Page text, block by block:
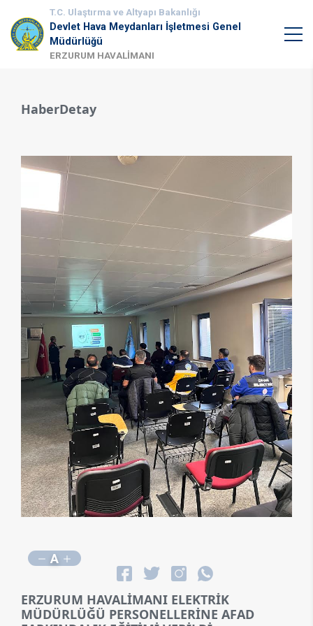
T.C. Ulaştırma ve Altyapı Bakanlığı
Devlet Hava Meydanları İşletmesi Genel
Müdürlüğü
ERZURUM HAVALİMANI
HaberDetay
A
ERZURUM HAVALİMANI ELEKTRİK
MÜDÜRLÜĞÜ PERSONELLERİNE AFAD